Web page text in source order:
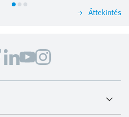
gyors megoldása, az állásidők
zavartalan fenntartása terén. A
Áttekintés